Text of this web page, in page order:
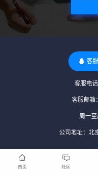
但这并非普遍标准。一些
育的女性作为捐赠者，但
评估：捐赠者需要进行心
于确保捐赠者在捐赠过程
为的意义。 其他标准 责
间不确定性，捐赠者需要
时间表。这有助于确保捐
明等材料，并接受卵子库
库中的捐赠者筛选过程涉
和其他标准。这些标准旨
客
客服电
客服邮箱
周一
公司地址：北
首页 社区